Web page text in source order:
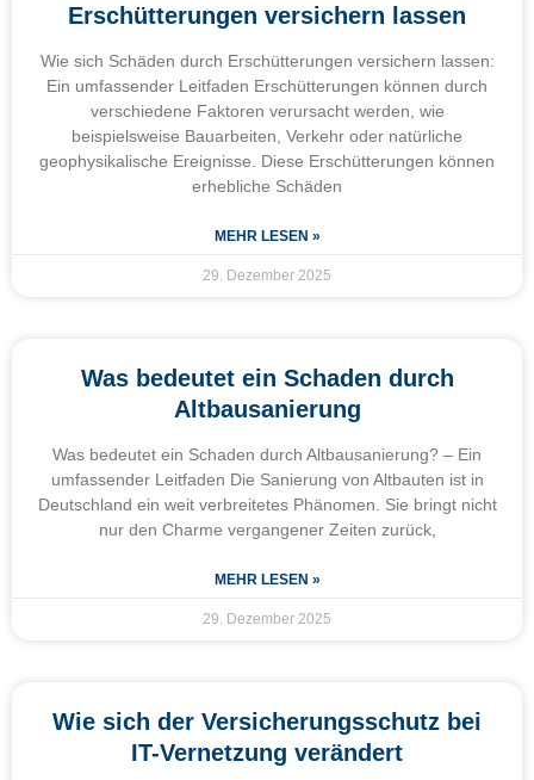
Erschütterungen versichern lassen
Wie sich Schäden durch Erschütterungen versichern lassen:
Ein umfassender Leitfaden Erschütterungen können durch
verschiedene Faktoren verursacht werden, wie
beispielsweise Bauarbeiten, Verkehr oder natürliche
geophysikalische Ereignisse. Diese Erschütterungen können
erhebliche Schäden
MEHR LESEN »
29. Dezember 2025
Was bedeutet ein Schaden durch
Altbausanierung
Was bedeutet ein Schaden durch Altbausanierung? – Ein
umfassender Leitfaden Die Sanierung von Altbauten ist in
Deutschland ein weit verbreitetes Phänomen. Sie bringt nicht
nur den Charme vergangener Zeiten zurück,
MEHR LESEN »
29. Dezember 2025
Wie sich der Versicherungsschutz bei
IT-Vernetzung verändert